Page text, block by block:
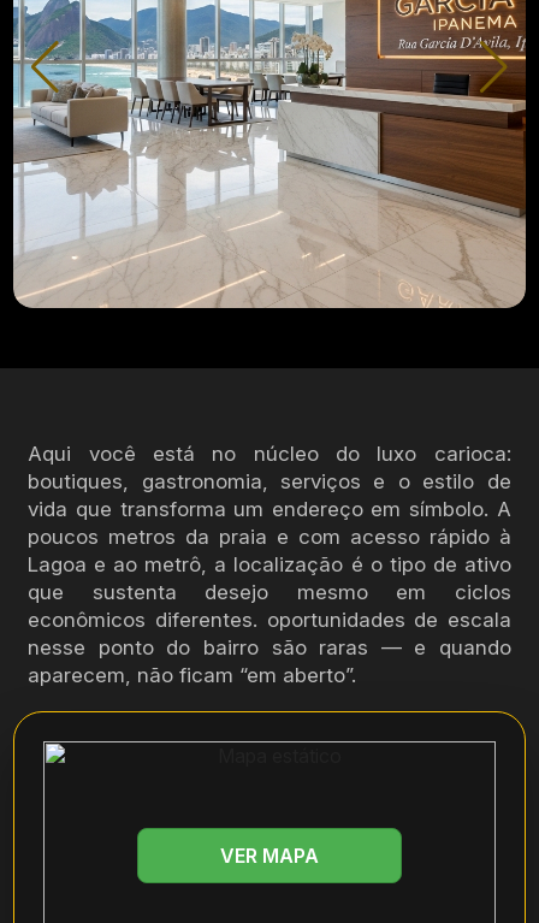
Aqui você está no núcleo do luxo carioca:
boutiques, gastronomia, serviços e o estilo de
vida que transforma um endereço em símbolo. A
poucos metros da praia e com acesso rápido à
Lagoa e ao metrô, a localização é o tipo de ativo
que sustenta desejo mesmo em ciclos
econômicos diferentes. oportunidades de escala
nesse ponto do bairro são raras — e quando
aparecem, não ficam “em aberto”.
VER MAPA